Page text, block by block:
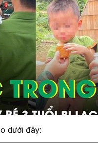
dưới đây: